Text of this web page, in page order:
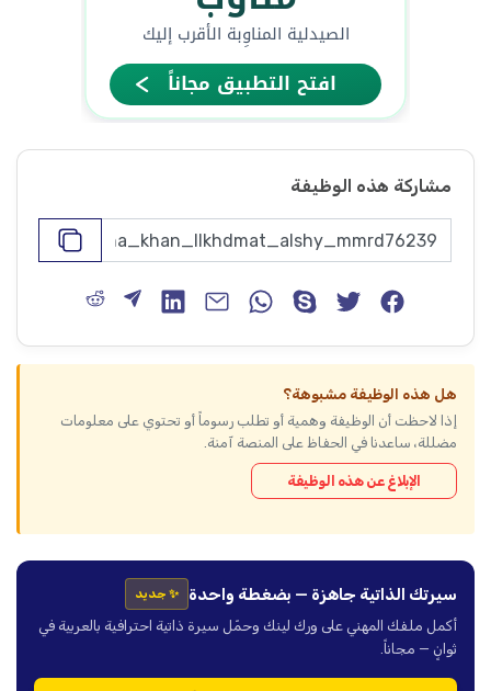
مشاركة هذه الوظيفة
هل هذه الوظيفة مشبوهة؟
إذا لاحظت أن الوظيفة وهمية أو تطلب رسوماً أو تحتوي على معلومات
مضللة، ساعدنا في الحفاظ على المنصة آمنة.
الإبلاغ عن هذه الوظيفة
سيرتك الذاتية جاهزة — بضغطة واحدة ✨ جديد
أكمل ملفك المهني على ورك لينك وحمّل سيرة ذاتية احترافية بالعربية في
ثوانٍ — مجاناً.